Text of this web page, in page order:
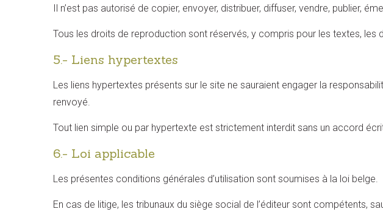
Il n’est pas autorisé de copier, envoyer, distribuer, diffuser, vendre, publier,
Tous les droits de reproduction sont réservés, y compris pour les textes,
5.- Liens hypertextes
Les liens hypertextes présents sur le site ne sauraient engager la
renvoyé.
Tout lien simple ou par hypertexte est strictement interdit sans un accord
6.- Loi applicable
Les présentes conditions générales d’utilisation sont soumises à la loi belge.
En cas de litige, les tribunaux du siège social de l’éditeur sont compétents,